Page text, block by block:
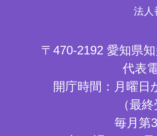
法人
〒470-2192 愛知県
代表
開庁時間：月曜日
（最
毎月第